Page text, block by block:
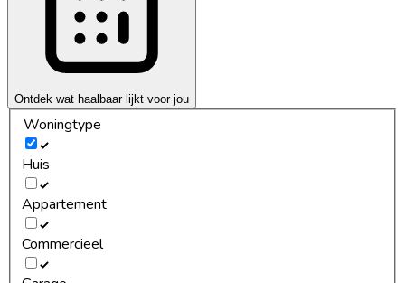
Ontdek wat haalbaar lijkt voor jou
Woningtype
Huis
Appartement
Commercieel